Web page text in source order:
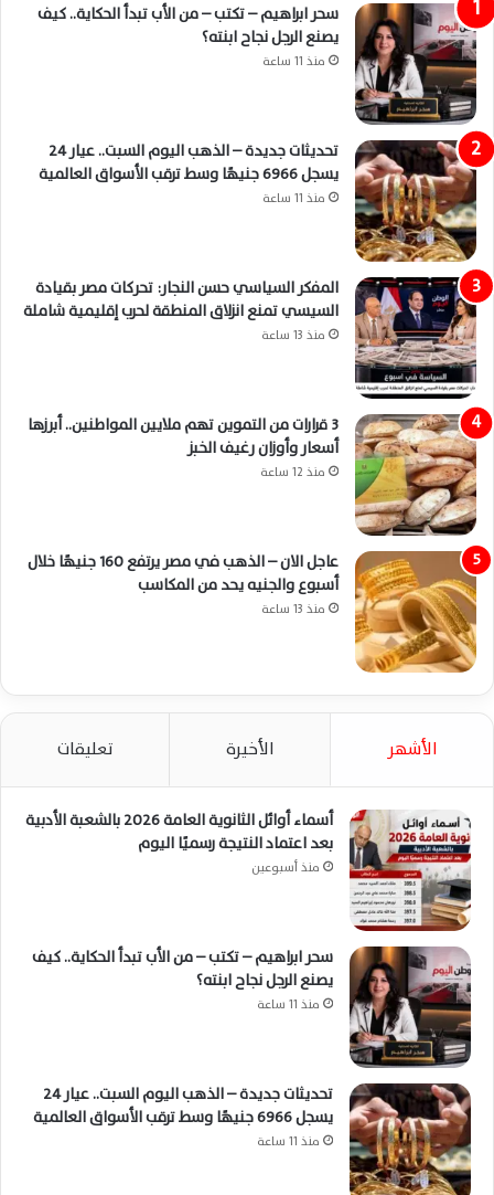
سحر ابراهيم – تكتب – من الأب تبدأ الحكاية.. كيف
يصنع الرجل نجاح ابنته؟
منذ 11 ساعة
تحديثات جديدة – الذهب اليوم السبت.. عيار 24
يسجل 6966 جنيهًا وسط ترقب الأسواق العالمية
منذ 11 ساعة
المفكر السياسي حسن النجار: تحركات مصر بقيادة
السيسي تمنع انزلاق المنطقة لحرب إقليمية شاملة
منذ 13 ساعة
3 قرارات من التموين تهم ملايين المواطنين.. أبرزها
أسعار وأوزان رغيف الخبز
منذ 12 ساعة
عاجل الان – الذهب في مصر يرتفع 160 جنيهًا خلال
أسبوع والجنيه يحد من المكاسب
منذ 13 ساعة
الأشهر الأخيرة تعليقات
أسماء أوائل الثانوية العامة 2026 بالشعبة الأدبية
بعد اعتماد النتيجة رسميًا اليوم
منذ أسبوعين
سحر ابراهيم – تكتب – من الأب تبدأ الحكاية.. كيف
يصنع الرجل نجاح ابنته؟
منذ 11 ساعة
تحديثات جديدة – الذهب اليوم السبت.. عيار 24
يسجل 6966 جنيهًا وسط ترقب الأسواق العالمية
منذ 11 ساعة